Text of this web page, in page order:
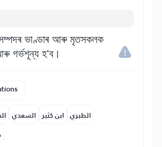
ভাণ্ডাৰ আৰু মৃতসকলক
গৰ্ভশূন্য হ’ব।
السعدي ابن كثير الطبري